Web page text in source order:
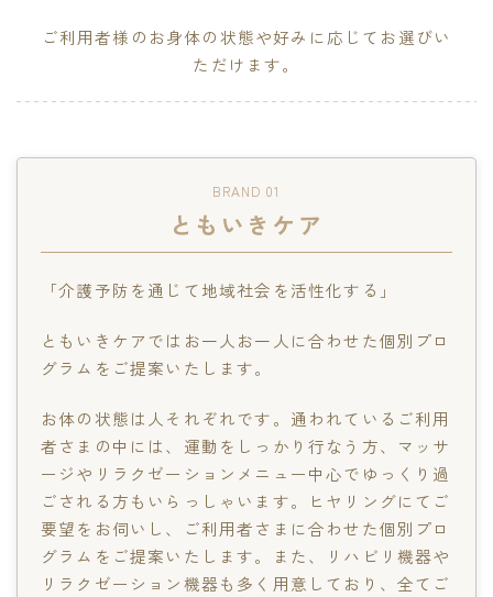
ご利用者様のお身体の状態や好みに応じてお選びい
ただけます。
BRAND 01
ともいきケア
「介護予防を通じて地域社会を活性化する」
ともいきケアではお一人お一人に合わせた個別プロ
グラムをご提案いたします。
お体の状態は人それぞれです。通われているご利用
者さまの中には、運動をしっかり行なう方、マッサ
ージやリラクゼーションメニュー中心でゆっくり過
ごされる方もいらっしゃいます。ヒヤリングにてご
要望をお伺いし、ご利用者さまに合わせた個別プロ
グラムをご提案いたします。また、リハビリ機器や
リラクゼーション機器も多く用意しており、全てご